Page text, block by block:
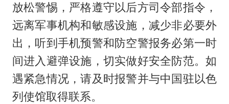
放松警惕，严格遵守以后方司令部指令，
远离军事机构和敏感设施，减少非必要外
出，听到手机预警和防空警报务必第一时
间进入避弹设施，切实做好安全防范。如
遇紧急情况，请及时报警并与中国驻以色
列使馆取得联系。